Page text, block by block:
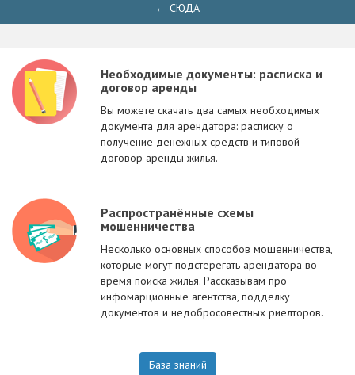
← СЮДА
Необходимые документы: расписка и
договор аренды
Вы можете скачать два самых необходимых
документа для арендатора: расписку о
получение денежных средств и типовой
договор аренды жилья.
Распространённые схемы
мошенничества
Несколько основных способов мошенничества,
которые могут подстерегать арендатора во
время поиска жилья. Рассказывам про
инфомарционные агентства, подделку
документов и недобросовестных риелторов.
База знаний